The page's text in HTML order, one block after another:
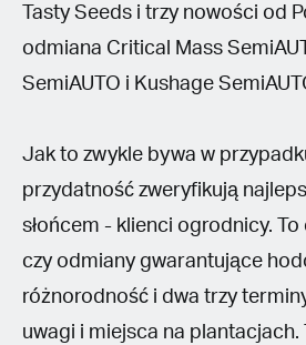
Tasty Seeds i trzy nowości od
odmiana Critical Mass
SemiAUTO i Kushage
Jak to zwykle bywa w
przydatność zweryfikują
słońcem - klienci ogrodnicy.
czy odmiany gwarantujące
różnorodność i dwa trzy
uwagi i miejsca na plantacjach.